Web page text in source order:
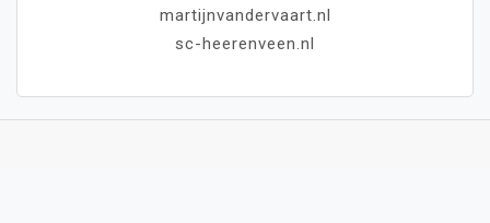
martijnvandervaart.nl
sc-heerenveen.nl